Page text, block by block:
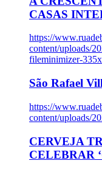
CASAS
https://
content/uploads/
fileminimizer-
São Rafael
https://
content/uploads/
CERVEJA
CELEBRAR